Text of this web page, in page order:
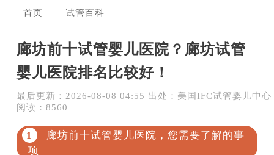
首页 试管百科
廊坊前十试管婴儿医院？廊坊试管
婴儿医院排名比较好！
最后更新：2026-08-08 04:55 出处：美国IFC试管婴儿中心
阅读：8560
廊坊前十试管婴儿医院，您需要了解的事
项